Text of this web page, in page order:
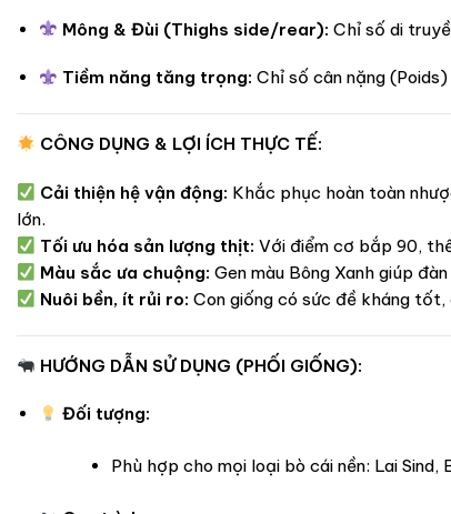
Mông & Đùi (Thighs side/rear): Chỉ số di
Tiềm năng tăng trọng: Chỉ số cân nặng
CÔNG DỤNG & LỢI ÍCH THỰC TẾ:
Cải thiện hệ vận động: Khắc phục hoàn toàn
lớn.
Tối ưu hóa sản lượng thịt: Với điểm cơ bắp 90,
Màu sắc ưa chuộng: Gen màu Bông Xanh giúp
Nuôi bền, ít rủi ro: Con giống có sức đề kháng
HƯỚNG DẪN SỬ DỤNG (PHỐI GIỐNG):
Đối tượng:
Phù hợp cho mọi loại bò cái nền: Lai